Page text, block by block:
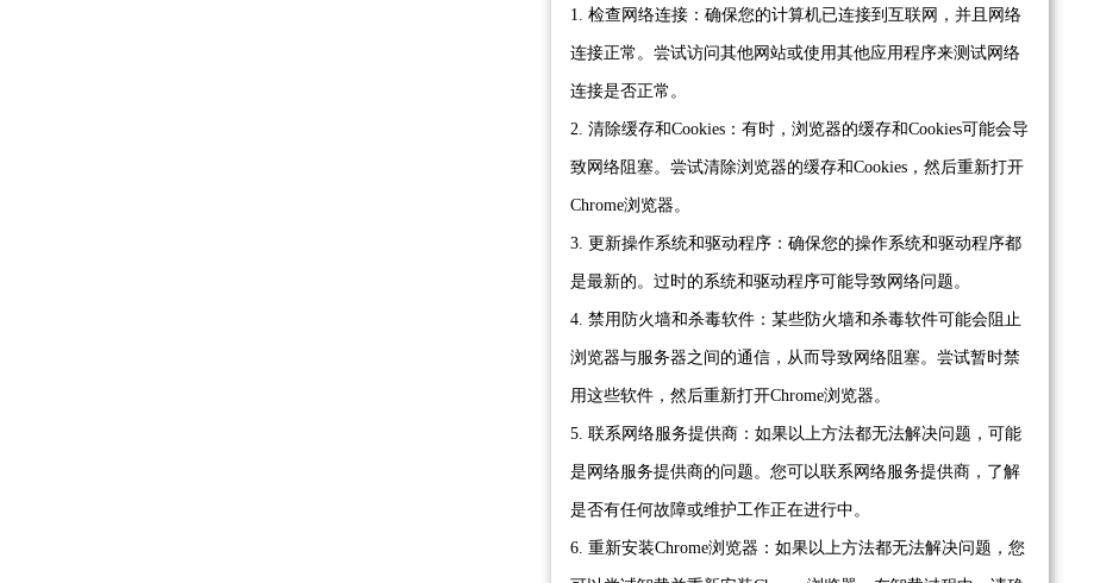
1. 检查网络连接：确保您的计算机已连接到互联网，并且网络
连接正常。尝试访问其他网站或使用其他应用程序来测试网络
连接是否正常。
2. 清除缓存和Cookies：有时，浏览器的缓存和Cookies可能会导
致网络阻塞。尝试清除浏览器的缓存和Cookies，然后重新打开
Chrome浏览器。
3. 更新操作系统和驱动程序：确保您的操作系统和驱动程序都
是最新的。过时的系统和驱动程序可能导致网络问题。
4. 禁用防火墙和杀毒软件：某些防火墙和杀毒软件可能会阻止
浏览器与服务器之间的通信，从而导致网络阻塞。尝试暂时禁
用这些软件，然后重新打开Chrome浏览器。
5. 联系网络服务提供商：如果以上方法都无法解决问题，可能
是网络服务提供商的问题。您可以联系网络服务提供商，了解
是否有任何故障或维护工作正在进行中。
6. 重新安装Chrome浏览器：如果以上方法都无法解决问题，您